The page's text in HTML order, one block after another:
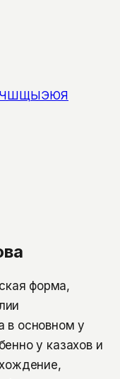
ЧШЩЫЭЮЯ
форма,
в основном у
у казахов и